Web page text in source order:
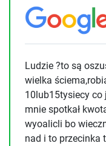
Ludzie ?to są
wielka
10lub15tysiecy co
mnie spotkał
wyoalicli bo
nad i to przecinka